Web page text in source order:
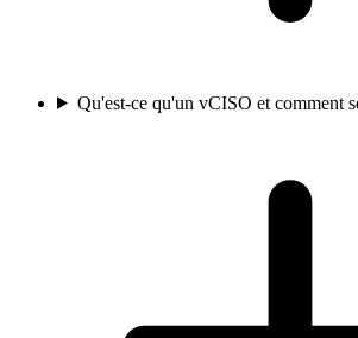
Qu'est-ce qu'un vCISO et comment